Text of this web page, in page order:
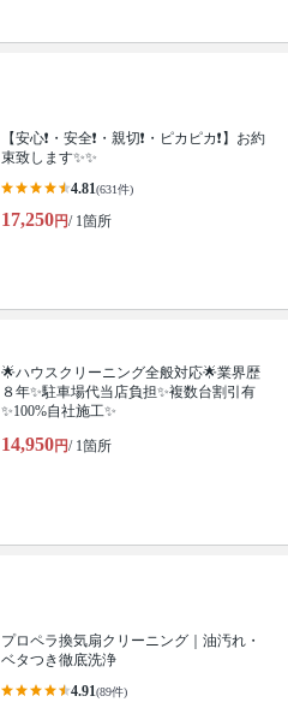
【安心❗️・安全❗️・親切❗️・ピカピカ❗️】お約
束致します✨✨
4.81(631件)
17,250円/ 1箇所
🌟ハウスクリーニング全般対応🌟業界歴
８年✨駐車場代当店負担✨複数台割引有
✨100%自社施工✨
14,950円/ 1箇所
プロペラ換気扇クリーニング｜油汚れ・
ベタつき徹底洗浄
4.91(89件)